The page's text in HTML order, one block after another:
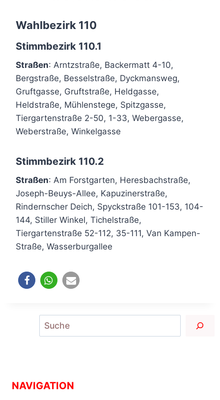
Wahlbezirk 110
Stimmbezirk 110.1
Straßen: Arntzstraße, Backermatt 4-10,
Bergstraße, Besselstraße, Dyckmansweg,
Gruftgasse, Gruftstraße, Heldgasse,
Heldstraße, Mühlenstege, Spitzgasse,
Tiergartenstraße 2-50, 1-33, Webergasse,
Weberstraße, Winkelgasse
Stimmbezirk 110.2
Straßen: Am Forstgarten, Heresbachstraße,
Joseph-Beuys-Allee, Kapuzinerstraße,
Rindernscher Deich, Spyckstraße 101-153, 104-
144, Stiller Winkel, Tichelstraße,
Tiergartenstraße 52-112, 35-111, Van Kampen-
Straße, Wasserburgallee
NAVIGATION